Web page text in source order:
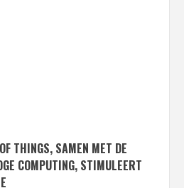
THINGS, SAMEN MET DE
COMPUTING, STIMULEERT